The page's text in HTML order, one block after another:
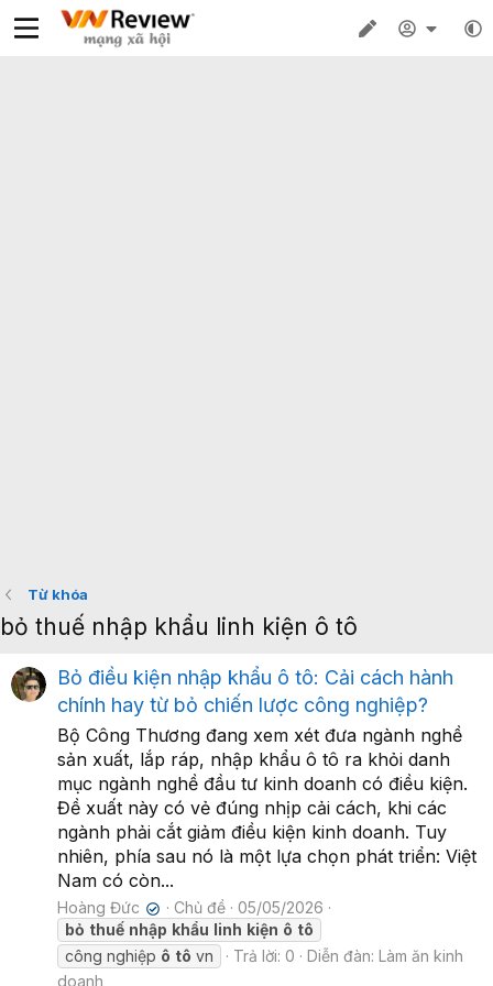
Từ khóa
bỏ thuế nhập khẩu linh kiện ô tô
Bỏ điều kiện nhập khẩu ô tô: Cải cách hành
chính hay từ bỏ chiến lược công nghiệp?
Bộ Công Thương đang xem xét đưa ngành nghề
sản xuất, lắp ráp, nhập khẩu ô tô ra khỏi danh
mục ngành nghề đầu tư kinh doanh có điều kiện.
Đề xuất này có vẻ đúng nhịp cải cách, khi các
ngành phải cắt giảm điều kiện kinh doanh. Tuy
nhiên, phía sau nó là một lựa chọn phát triển: Việt
Nam có còn...
Hoàng Đức ✔ Chủ đề
05/05/2026
bỏ thuế nhập khẩu linh kiện ô tô
công nghiệp ô tô vn Trả lời: 0 Diễn đàn: Làm ăn kinh
doanh